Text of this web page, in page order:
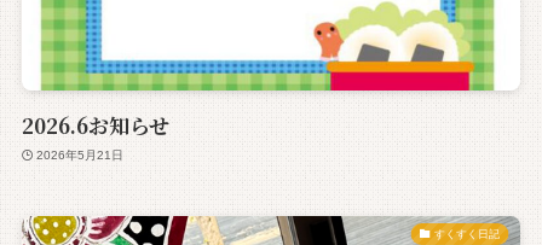
2026.6お知らせ
2026年5月21日
すくすく日記